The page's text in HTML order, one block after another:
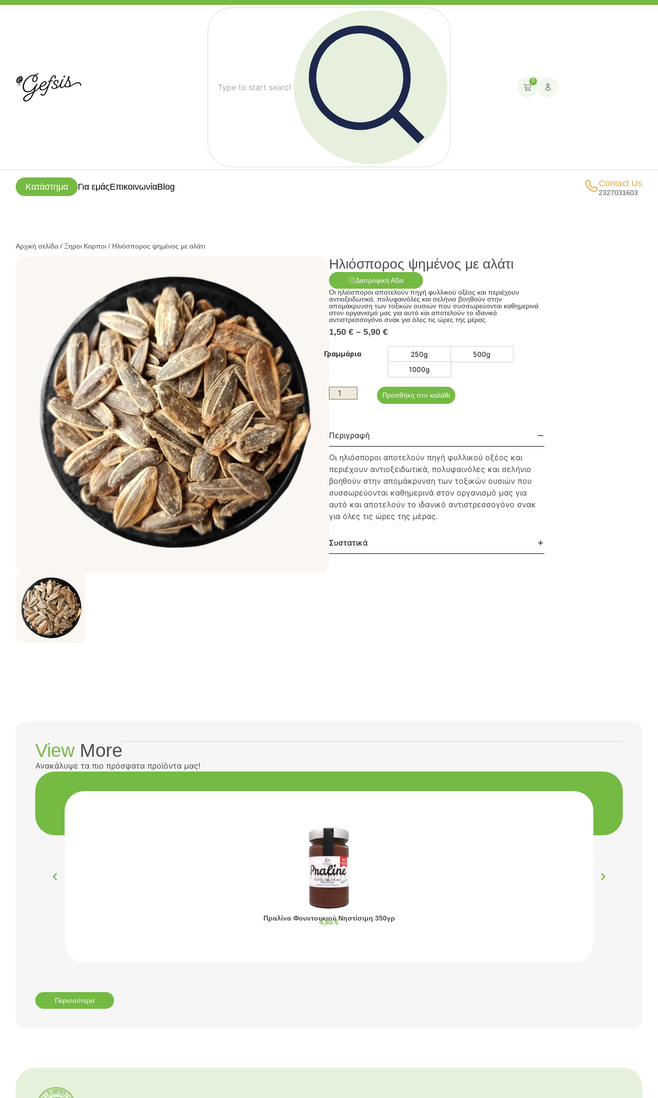
0
Κατάστημα Για εμάςΕπικοινωνίαBlog Contact Us
2327031603
Αρχική σελίδα / Ξηροι Καρποι / Ηλιόσπορος ψημένος με αλάτι
Ηλιόσπορος ψημένος με αλάτι
Διατροφική Αξία
Οι ηλιόσποροι αποτελούν πηγή φυλλικού οξέος και περιέχουν
αντιοξειδωτικά, πολυφαινόλες και σελήνιο βοηθούν στην
απομάκρυνση των τοξικών ουσιών που συσσωρεύονται καθημερινά
στον οργανισμό μας για αυτό και αποτελούν το ιδανικό
αντιστρεσσογόνο σνακ για όλες τις ώρες της μέρας.
1,50 € – 5,90 €
Γραμμάρια 250g
500g
1000g
Προσθήκη στο καλάθι
Περιγραφή
Οι ηλιόσποροι αποτελούν πηγή φυλλικού οξέος και
περιέχουν αντιοξειδωτικά, πολυφαινόλες και σελήνιο
βοηθούν στην απομάκρυνση των τοξικών ουσιών που
συσσωρεύονται καθημερινά στον οργανισμό μας για
αυτό και αποτελούν το ιδανικό αντιστρεσσογόνο σνακ
για όλες τις ώρες της μέρας.
Συστατικά
View More
Ανακάλυψε τα πιο πρόσφατα προϊόντα μας!
Πραλίνα Φουντουκιού Νηστίσιμη 350γρ
4,80€
Περισσότερα